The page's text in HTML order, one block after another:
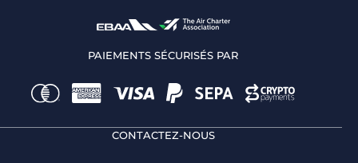
PAIEMENTS SÉCURISÉS PAR
CONTACTEZ-NOUS